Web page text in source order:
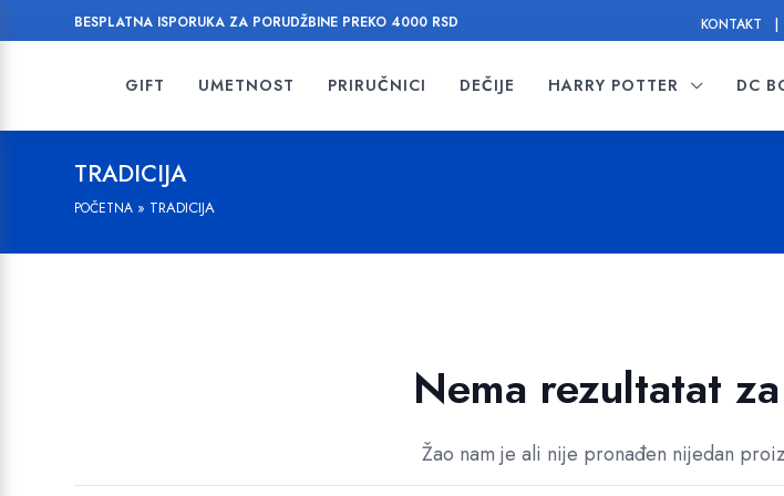
BESPLATNA ISPORUKA ZA PORUDŽBINE PREKO 4000 RSD KONTAKT |
GIFT UMETNOST PRIRUČNICI DEČIJE HARRY POTTER DC
TRADICIJA
POČETNA » TRADICIJA
Nema rezultatat
Žao nam je ali nije pronađen nijedan